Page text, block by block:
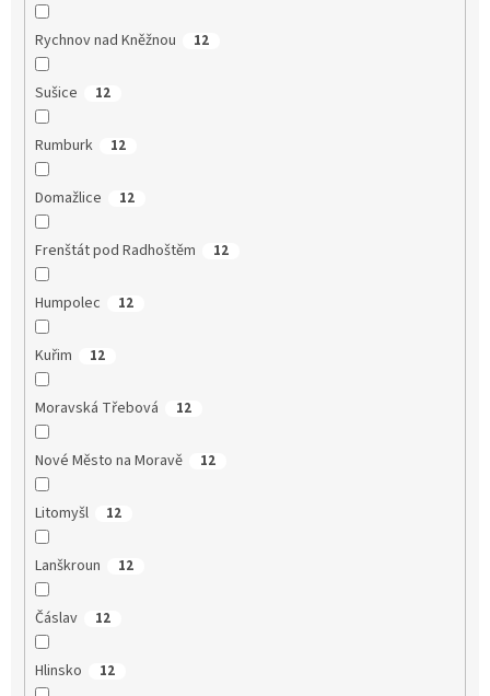
Rychnov nad Kněžnou 12
Sušice 12
Rumburk 12
Domažlice 12
Frenštát pod Radhoštěm 12
Humpolec 12
Kuřim 12
Moravská Třebová 12
Nové Město na Moravě 12
Litomyšl 12
Lanškroun 12
Čáslav 12
Hlinsko 12